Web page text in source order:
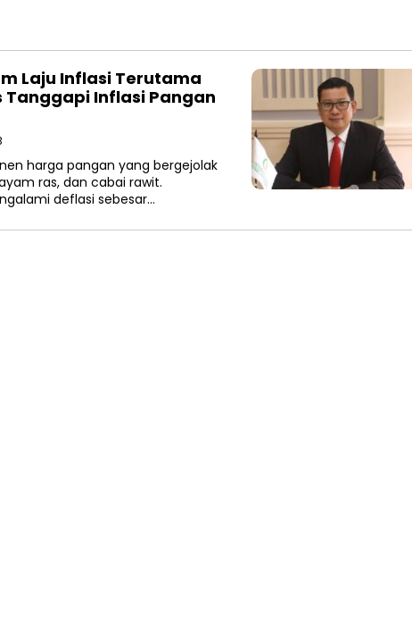
Laju Inflasi Terutama
Tanggapi Inflasi Pangan
harga pangan yang bergejolak
ras, dan cabai rawit.
deflasi sebesar…